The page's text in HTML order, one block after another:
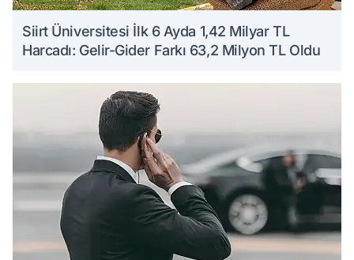
Siirt Üniversitesi İlk 6 Ayda 1,42 Milyar TL
Harcadı: Gelir-Gider Farkı 63,2 Milyon TL Oldu